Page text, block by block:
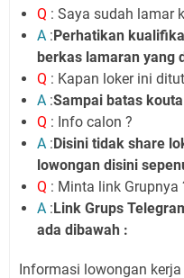
Q : Saya sudah lamar
A : Perhatikan
berkas lamaran yang
Q : Kapan loker ini
A :Sampai batas
Q : Info calon ?
A : Disini tidak share
lowongan disini
Q : Minta link Grupnya
A : Link Grups
ada dibawah :
Informasi lowongan